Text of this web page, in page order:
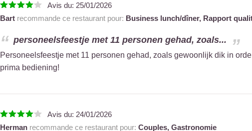
Avis du: 25/01/2026
Bartrecommande ce restaurant pour: Business lunch/dîner, Rapport
personeelsfeestje met 11 personen gehad, zoals...
Personeelsfeestje met 11 personen gehad, zoals gewoonlijk dik in
prima bediening!
Avis du: 24/01/2026
Hermanrecommande ce restaurant pour: Couples, Gastronomie